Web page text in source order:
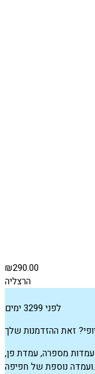
₪290.00
הרצליה
לפני 3299 ימים
עמדות מספרה, עמדת פן,
ועמדה נוספת של חפיפה.